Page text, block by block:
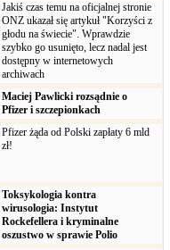
Jakiś czas temu na oficjalnej stronie
ONZ ukazał się artykuł "Korzyści z
głodu na świecie". Wprawdzie
szybko go usunięto, lecz nadal jest
dostępny w internetowych
archiwach
Maciej Pawlicki rozsądnie o
Pfizer i szczepionkach
Pfizer żąda od Polski zapłaty 6 mld
zł!
Toksykologia kontra
wirusologia: Instytut
Rockefellera i kryminalne
oszustwo w sprawie Polio